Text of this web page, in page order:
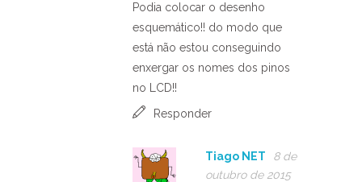
Podia colocar o desenho
esquemático!! do modo que
está não estou conseguindo
enxergar os nomes dos pinos
no LCD!!
Responder
Tiago NET
8 de
outubro de 2015